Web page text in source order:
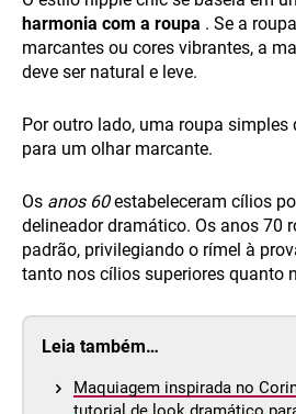
harmonia com a roupa . Se a
marcantes ou cores vibrantes, a
deve ser natural e leve.
Por outro lado, uma roupa simples
para um olhar marcante.
Os anos 60estabeleceram cílios
delineador dramático. Os anos 70
padrão, privilegiando o rímel à
tanto nos cílios superiores quanto
Leia também…
Maquiagem inspirada no